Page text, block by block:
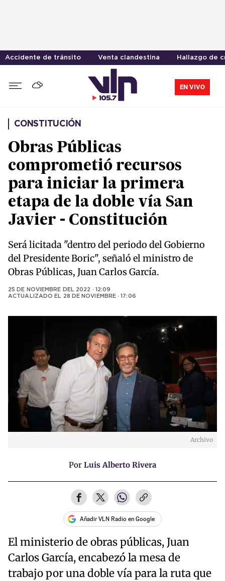
Accidente de tránsito Venta clandestina Hallazgo de
EN VIVO
CONSTITUCIÓN
Obras Públicas
comprometió recursos
para iniciar la primera
etapa de la doble vía San
Javier - Constitución
Será licitada "dentro del periodo del Gobierno
del Presidente Boric", señaló el ministro de
Obras Públicas, Juan Carlos García.
25 DE NOVIEMBRE DEL 2022 · 12:09
ACTUALIZADO EL 28 DE NOVIEMBRE · 17:06
Archivo
Por Luis Alberto Rivera
Añadir VLN Radio en Google
El ministerio de obras públicas, Juan
Carlos García, encabezó la mesa de
trabajo por una doble vía para la ruta que